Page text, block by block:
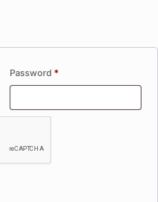
Password *